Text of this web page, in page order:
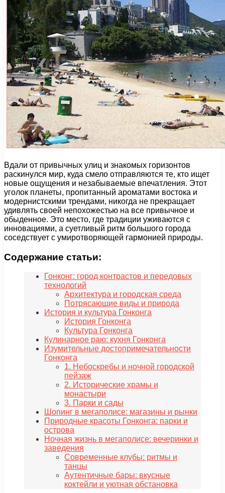
Вдали от привычных улиц и знакомых горизонтов
раскинулся мир, куда смело отправляются те, кто ищет
новые ощущения и незабываемые впечатления. Этот
уголок планеты, пропитанный ароматами востока и
модернистскими трендами, никогда не прекращает
удивлять своей непохожестью на все привычное и
обыденное. Это место, где традиции уживаются с
инновациями, а суетливый ритм большого города
соседствует с умиротворяющей гармонией природы.
Содержание статьи:
Гонконг: город контрастов и передовых
технологий
Архитектура и городская среда
Потрясающие виды и природа
История и культура Гонконга
История Гонконга
Культура Гонконга
Кулинарное раю: кухня Гонконга
Изумительные достопримечательности
Гонконга
1. Небоскребы и ночной городской
пейзаж
2. Исторические храмы и
монастыри
3. Парки и сады
Шопинг в мегаполисе: магазины и рынки
Природные красоты Гонконга: парки и
острова
Ночная жизнь в мегаполисе: вечеринки и
заведения
Современные клубы: ритмы и
танцы
Аутентичные бары: вкусные
коктейли и уютная обстановка